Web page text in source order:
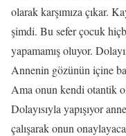
olarak karşımıza çıkar.
şimdi. Bu sefer çocuk
yapamamış oluyor.
Annenin gözünün içine
Ama onun kendi otantik
Dolayısıyla yapışıyor
çalışarak onun